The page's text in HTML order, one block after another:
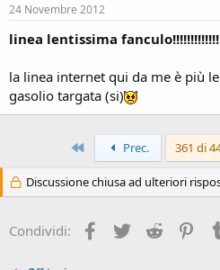
24 Novembre 2012
linea lentissima
la linea internet qui da me è più
gasolio targata (si)
Primo Prec. 361 di
Discussione chiusa ad ulteriori
Condividi: Facebook
Twitter Reddit